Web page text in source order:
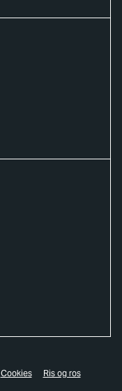
Cookies Ris og ros